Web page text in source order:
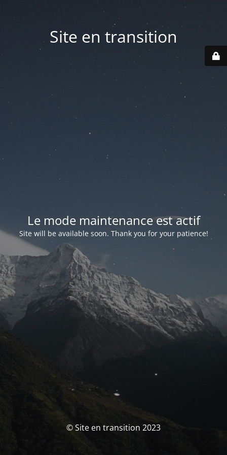
Site en transition
Le mode maintenance est actif
Site will be available soon. Thank you for your patience!
© Site en transition 2023